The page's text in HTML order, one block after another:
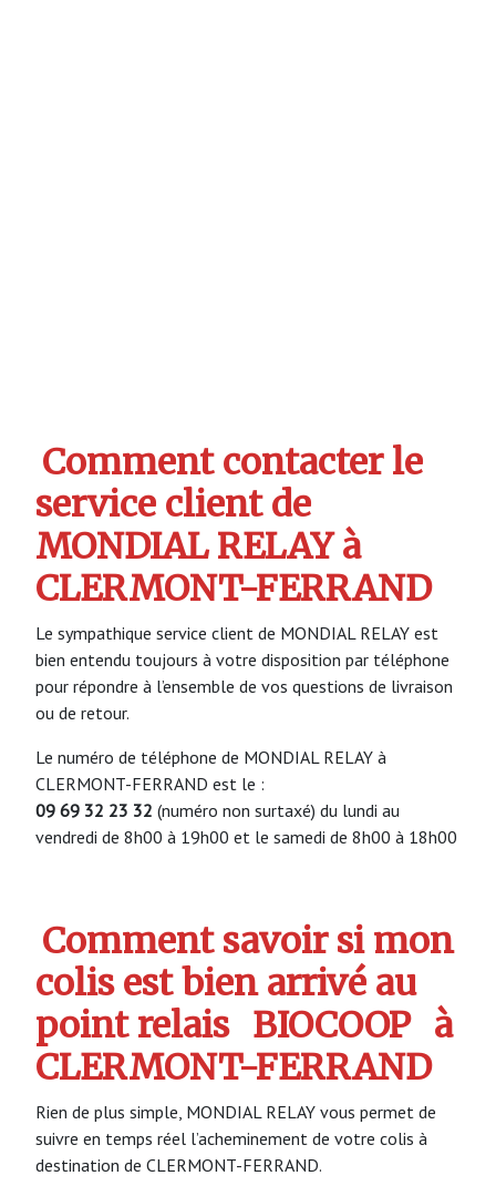
Comment contacter le
service client de
MONDIAL RELAY à
CLERMONT-FERRAND
Le sympathique service client de MONDIAL RELAY est
bien entendu toujours à votre disposition par téléphone
pour répondre à l’ensemble de vos questions de livraison
ou de retour.
Le numéro de téléphone de MONDIAL RELAY à
CLERMONT-FERRAND est le :
09 69 32 23 32 (numéro non surtaxé) du lundi au
vendredi de 8h00 à 19h00 et le samedi de 8h00 à 18h00
Comment savoir si mon
colis est bien arrivé au
point relais BIOCOOP à
CLERMONT-FERRAND
Rien de plus simple, MONDIAL RELAY vous permet de
suivre en temps réel l’acheminement de votre colis à
destination de CLERMONT-FERRAND.